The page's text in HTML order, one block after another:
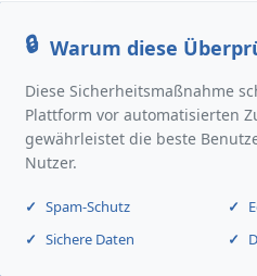
Warum diese
Diese Sicherheitsmaßnahme
Plattform vor automatisierten
gewährleistet die beste
Nutzer.
Spam-Schutz
Sichere Daten